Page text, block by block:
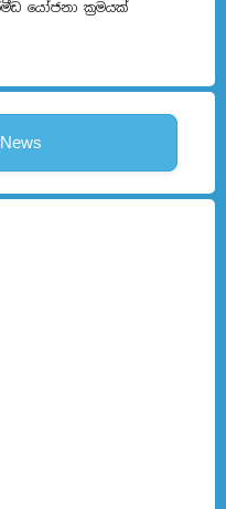
යෝජනා ක්‍රමයක්